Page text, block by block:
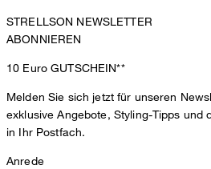
STRELLSON NEWSLETTER
ABONNIEREN
10 EuroGUTSCHEIN**
Melden Sie sich jetzt für unseren
exklusive Angebote, Styling-Tipps und
in Ihr Postfach.
Anrede